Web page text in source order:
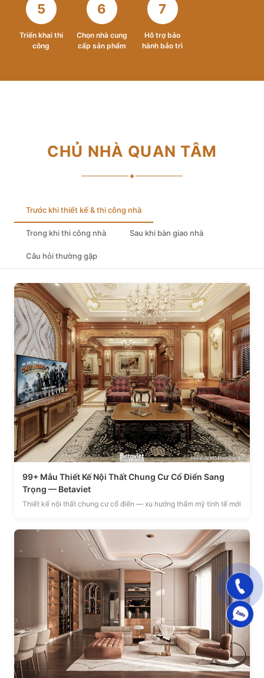
5
Triển khai thi
công
6
Chọn nhà cung
cấp sản phẩm
7
Hỗ trợ bảo
hành bảo trì
CHỦ NHÀ QUAN TÂM
✦
Trước khi thiết kế & thi công nhà
Trong khi thi công nhà Sau khi bàn giao nhà
Câu hỏi thường gặp
99+ Mẫu Thiết Kế Nội Thất Chung Cư Cổ Điển Sang
Trọng — Betaviet
Thiết kế nội thất chung cư cổ điển — xu hướng thẩm mỹ tinh tế mới